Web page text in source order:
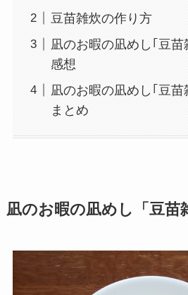
豆苗雑炊の作り方
凪のお暇の凪めし｢豆
感想
凪のお暇の凪めし｢豆
まとめ
凪のお暇の凪めし「豆苗